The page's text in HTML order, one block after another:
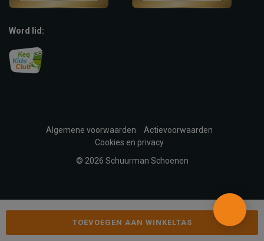
TOEVOEGEN AAN WINKELTAS
Word lid:
Algemene voorwaarden
Actievoorwaarden
Cookies en privacy
© 2026 Schuurman Schoenen